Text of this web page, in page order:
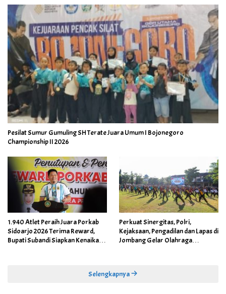
Pesilat Sumur Gumuling SH Terate Juara Umum I Bojonegoro
Championship II 2026
1.940 Atlet Peraih Juara Porkab
Sidoarjo 2026 Terima Reward,
Bupati Subandi Siapkan Kenaikan
Perkuat Sinergitas, Polri,
Kejaksaan, Pengadilan dan Lapas di
Jombang Gelar Olahraga
Selengkapnya